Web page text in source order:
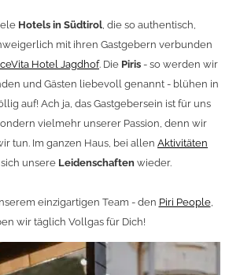
Hotels in Südtirol, die so authentisch,
mit ihren Gastgebern verbunden
Hotel Jagdhof. Die Piris - so werden wir
und Gästen liebevoll genannt - blühen in
auf! Ach ja, das Gastgebersein ist für uns
vielmehr unserer Passion, denn wir
tun. Im ganzen Haus, bei allen Aktivitäten
unsere Leidenschaftenwieder.
einzigartigen Team - den Piri People,
wir täglich Vollgas für Dich!